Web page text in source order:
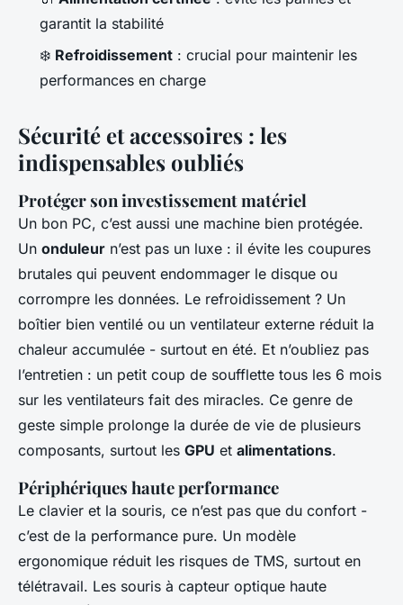
garantit la stabilité
❄️ Refroidissement : crucial pour maintenir les
performances en charge
Sécurité et accessoires : les
indispensables oubliés
Protéger son investissement matériel
Un bon PC, c’est aussi une machine bien protégée.
Un onduleur n’est pas un luxe : il évite les coupures
brutales qui peuvent endommager le disque ou
corrompre les données. Le refroidissement ? Un
boîtier bien ventilé ou un ventilateur externe réduit la
chaleur accumulée - surtout en été. Et n’oubliez pas
l’entretien : un petit coup de soufflette tous les 6 mois
sur les ventilateurs fait des miracles. Ce genre de
geste simple prolonge la durée de vie de plusieurs
composants, surtout les GPU et alimentations.
Périphériques haute performance
Le clavier et la souris, ce n’est pas que du confort -
c’est de la performance pure. Un modèle
ergonomique réduit les risques de TMS, surtout en
télétravail. Les souris à capteur optique haute